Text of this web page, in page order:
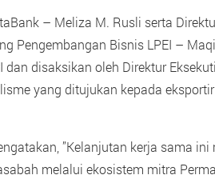
– Meliza M. Rusli serta
Pengembangan Bisnis LPEI –
disaksikan oleh Direktur
yang ditujukan kepada
”Kelanjutan kerja sama
melalui ekosistem mitra